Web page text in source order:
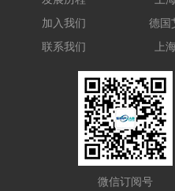
加入我们
联系我们
德国
上
微信订阅号